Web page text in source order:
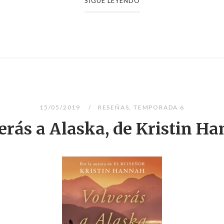
15/05/2019 RESEÑAS ,TEMPORADA 6
a Alaska, de Kristin